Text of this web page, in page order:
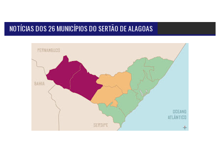
NOTÍCIAS DOS 26 MUNICÍPIOS DO SERTÃO DE ALAGOAS